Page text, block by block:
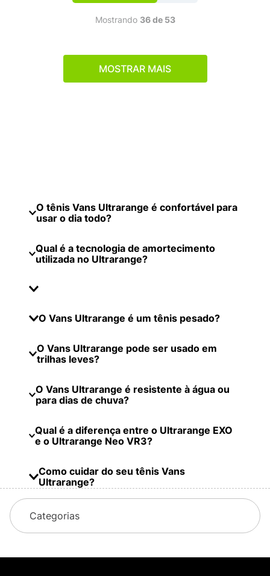
Mostrando 36 de 53
MOSTRAR MAIS
O tênis Vans Ultrarange é confortável para
usar o dia todo?
Qual é a tecnologia de amortecimento
utilizada no Ultrarange?
O Vans Ultrarange é um tênis pesado?
O Vans Ultrarange pode ser usado em
trilhas leves?
O Vans Ultrarange é resistente à água ou
para dias de chuva?
Qual é a diferença entre o Ultrarange EXO
e o Ultrarange Neo VR3?
Como cuidar do seu tênis Vans
Ultrarange?
Categorias